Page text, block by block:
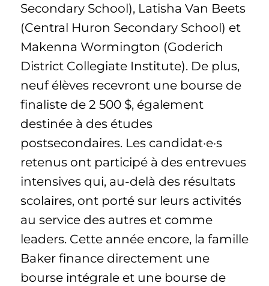
Secondary School), Latisha Van Beets
(Central Huron Secondary School) et
Makenna Wormington (Goderich
District Collegiate Institute). De plus,
neuf élèves recevront une bourse de
finaliste de 2 500 $, également
destinée à des études
postsecondaires. Les candidat·e·s
retenus ont participé à des entrevues
intensives qui, au‑delà des résultats
scolaires, ont porté sur leurs activités
au service des autres et comme
leaders. Cette année encore, la famille
Baker finance directement une
bourse intégrale et une bourse de